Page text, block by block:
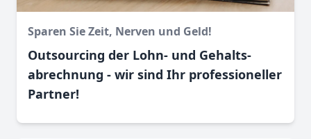
Sparen Sie Zeit, Nerven und Geld!
Outsourcing der Lohn- und Gehalts­
abrechnung - wir sind Ihr professioneller
Partner!